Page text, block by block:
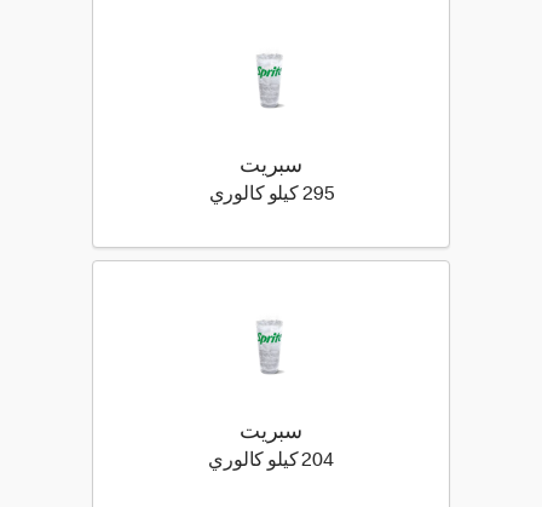
سبريت
295 كيلو كالوري
سبريت
204 كيلو كالوري 204 كيلو سعرة حرارية